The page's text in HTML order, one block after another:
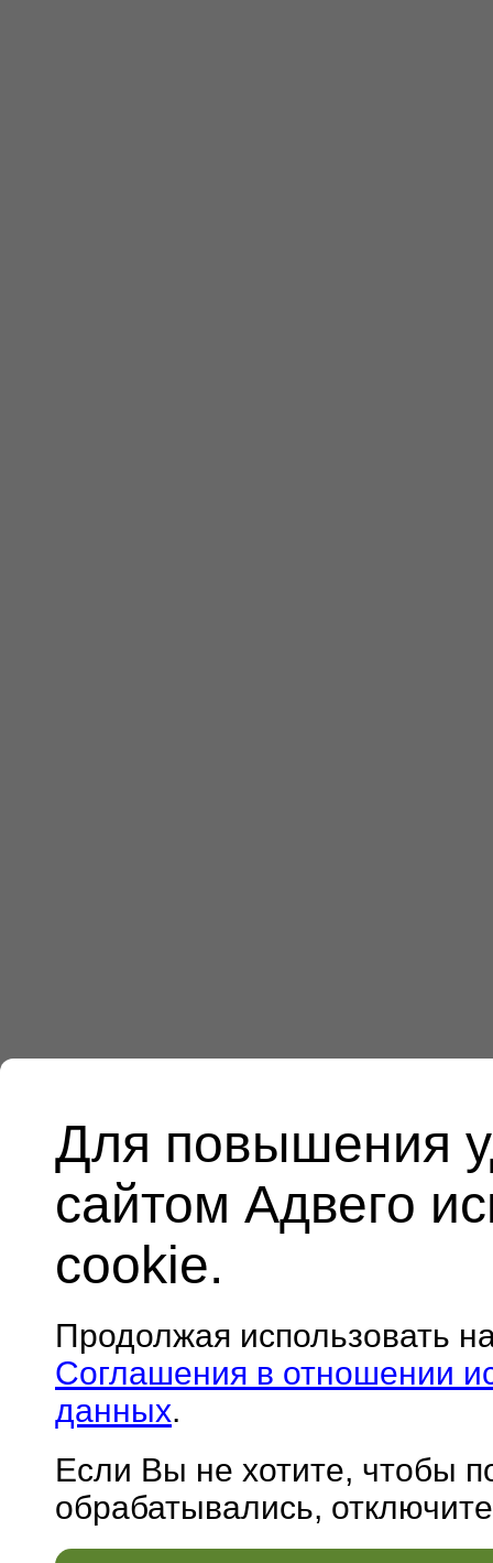
Для повышения
сайтом Адвего
cookie.
Продолжая использовать
Соглашения в отношении
данных.
Если Вы не хотите, чтобы
обрабатывались,